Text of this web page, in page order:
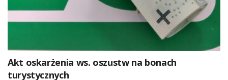
Akt oskarżenia ws. oszustw na bonach
turystycznych